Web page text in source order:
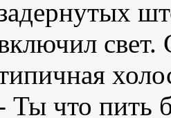
свет.
Ты что пить